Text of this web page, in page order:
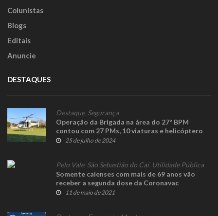
Colunistas
Blogs
Editais
Anuncie
DESTAQUES
Destaque, Segurança
Operação da Brigada na área do 27º BPM
contou com 27 PMs, 10 viaturas e helicóptero
25 de julho de 2024
Pelo Vale, São Sebastião do Caí, Utilidade Pública
Somente caienses com mais de 69 anos vão
receber a segunda dose da Coronavac
11 de maio de 2021